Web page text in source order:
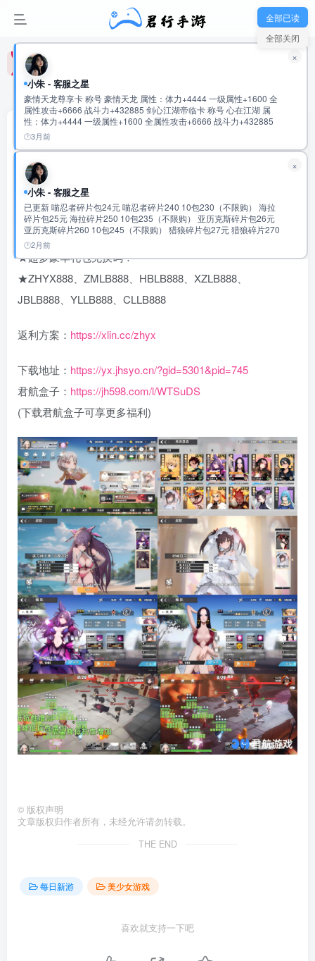
君行手游-玩家新群：992475915
君行手游-玩家新群：992475915
君行手游-玩家新群：992475915
首页 每日新游 正文
召唤英雄（0.1代金高返）—二次元3D养成卡牌
珺珺
★二次元3D卡牌养成手游
★进游万元代金+百抽+SSR任选
★超多豪华礼包兑换码：
★ZHYX888、ZMLB888、HBLB888、XZLB888、
JBLB888、YLLB888、CLLB888
返利方案： https://xlin.cc/zhyx
下载地址： https://yx.jhsyo.cn/?gid=5301&pid=745
君航盒子： https://jh598.com/l/WTSuDS
(下载君航盒子可享更多福利)
© 版权声明
文章版权归作者所有，未经允许请勿转载。
THE END
每日新游 美少女游戏
喜欢就支持一下吧
全部已读
全部关闭
小朱 - 客服之星
豪情天龙尊享卡 称号 豪情天龙 属性：体力+4444 一级属性+1600 全
属性攻击+6666 战斗力+432885 剑心江湖帝临卡 称号 心在江湖 属
性：体力+4444 一级属性+1600 全属性攻击+6666 战斗力+432885
鬼谷纵横无双卡 称号 鬼谷无双 属性：体力+5555 一级属性+1600 全
属性攻击+8888 战斗力+534120 云龙御世龙尊卡 称号 云龙际会 属
性：体力+5555 一级属性+1600 全属性攻击+8888 战斗力+534120
仗剑天府君临卡 称号 仗剑游天府 属性：体力+6666 一级属性+1600
全属性攻击+11111 战斗力+635392 超核宗师独尊卡 称号 超核宗师
属性：体力+6666 一级属性+1600 全属性攻击+11111 战斗力
+635392 九九至尊•绝世英杰至臻卡 称号 盛世霸主 属性：会心攻击
+10000 一级属性+3333 全属性攻击+9999 战斗力+720772 称号 盛世
帝王 属性：会心攻击+10000 一级属性+3333 全属性攻击+9999 战斗
力+720772 称号 盛世至尊 属性：会心攻击+10000 一级属性+3333 全
属性攻击+9999 战斗力+720772 称号 绝世英杰 属性：会心攻击
+20000 一级属性+6666 全属性攻击+20000 战斗力:1441619
3月前
×
小朱 - 客服之星
已更新 喵忍者碎片包24元 喵忍者碎片240 10包230（不限购） 海拉
碎片包25元 海拉碎片250 10包235（不限购） 亚历克斯碎片包26元
亚历克斯碎片260 10包245（不限购） 猎狼碎片包27元 猎狼碎片270
10包255（不限购） 传说圣物速成包97元 传说圣物碎片500 5包
481（不限购） 史诗圣物速成包98元 史诗圣物碎片2500 5包483元
（不限购） 稀有圣物速成包99元 稀有圣物碎片12500 5包485元（不
限购） 2万累充 有到的任充一笔可以获得 随机强化道具4000 幻彩钥
匙1200 橙色圣物通用碎片1500个 随机神话碎片420个
2月前
×